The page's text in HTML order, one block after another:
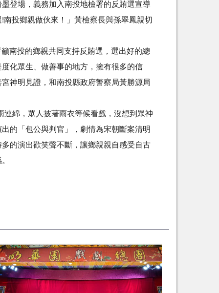
登場，義務加入南投地檢署的反賄選宣導
投鄉親做伙來！」黃檢察長與孫翠鳳親切
南投的鄉親共同支持反賄選，選出好的總
化眾生、做善事的地方，擁有很多的信
神明見證，和南投縣政府警察局黃勝源局
綿，眾人披著雨衣等候看戲，沒想到眾神
的「包公與判官」，劇情為宋朝斷案清明
的演出歡笑聲不斷，讓鄉親親自感受自古